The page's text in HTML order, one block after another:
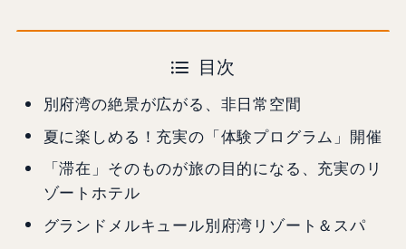
目次
別府湾の絶景が広がる、非日常空間
夏に楽しめる！充実の「体験プログラム」開催
「滞在」そのものが旅の目的になる、充実のリ
ゾートホテル
グランドメルキュール別府湾リゾート＆スパ